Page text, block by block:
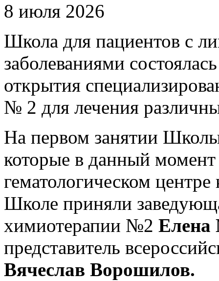
8 июля 2026
Школа для пациентов с
заболеваниями
открытия
№ 2 для лечения
На первом занятии
которые в данный момент
гематологическом
Школе приняли
химиотерапии №2 Елена
представитель
Вячеслав Ворошилов.